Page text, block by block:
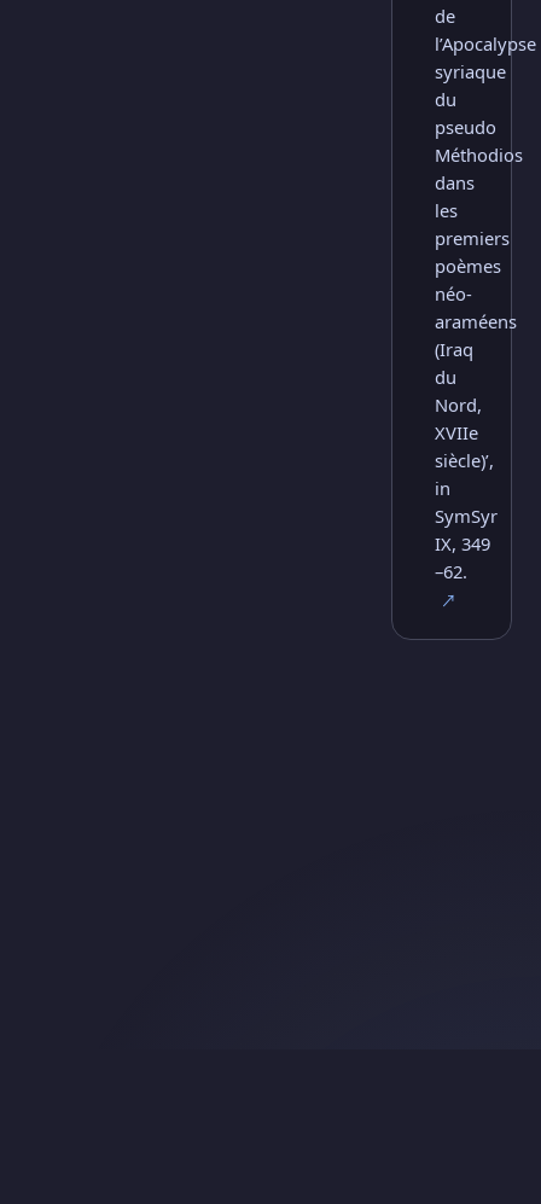
de
l’Apocalypse
syriaque
du
pseudo
Méthodios
dans
les
premiers
poèmes
néo-
araméens
(Iraq
du
Nord,
XVIIe
siècle)’,
in
SymSyr
IX, 349
–62.
↗